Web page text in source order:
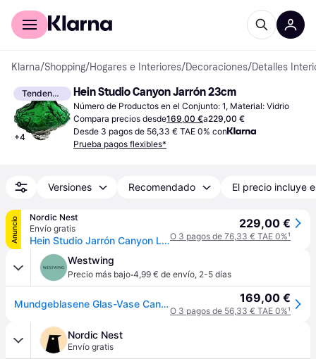
Comprar con Klarna
Klarna/Shopping/Hogares e Interiores/Decoraciones/Detalles
Tendencia
+4
Hein Studio Canyon Jarrón 23cm
Número de Productos en el Conjunto: 1, Material: Vidrio
Compara precios desde169,00 €a229,00 €
Desde 3 pagos de 56,33 € TAE 0% con
Prueba pagos flexibles*
Versiones Recomendado El precio incluye
Anuncio
Nordic Nest
Envío gratis
Hein Studio Jarrón Canyon Large 23 cm Verde
229,00 €
O 3 pagos de 76,33 € TAE 0%¹
Westwing
Precio más bajo·4,99 € de envío, 2-5 días
Mundgeblasene Glas-Vase Canyon, H 23 cm 169,00 €
O 3 pagos de 56,33 € TAE 0%¹
Nordic Nest
Envío gratis